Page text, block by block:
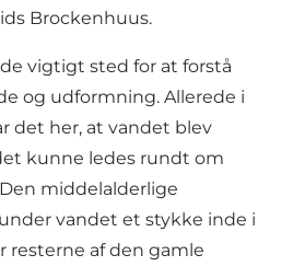
Brockenhuus.
vigtigt sted for at forstå
og udformning. Allerede i
det her, at vandet blev
kunne ledes rundt om
middelalderlige
vandet et stykke inde i
resterne af den gamle